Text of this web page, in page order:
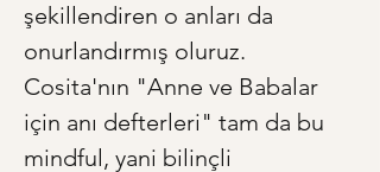
şekillendiren o anları da
onurlandırmış oluruz.
Cosita'nın "Anne ve Babalar
için anı defterleri" tam da bu
mindful, yani bilinçli